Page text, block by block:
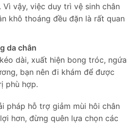
vậy, việc duy trì vệ sinh chân
khô thoáng đều đặn là rất quan
da chân
dài, xuất hiện bong tróc, ngứa
bạn nên đi khám để được
phù hợp.
pháp hỗ trợ giảm mùi hôi chân
hơn, đừng quên lựa chọn các